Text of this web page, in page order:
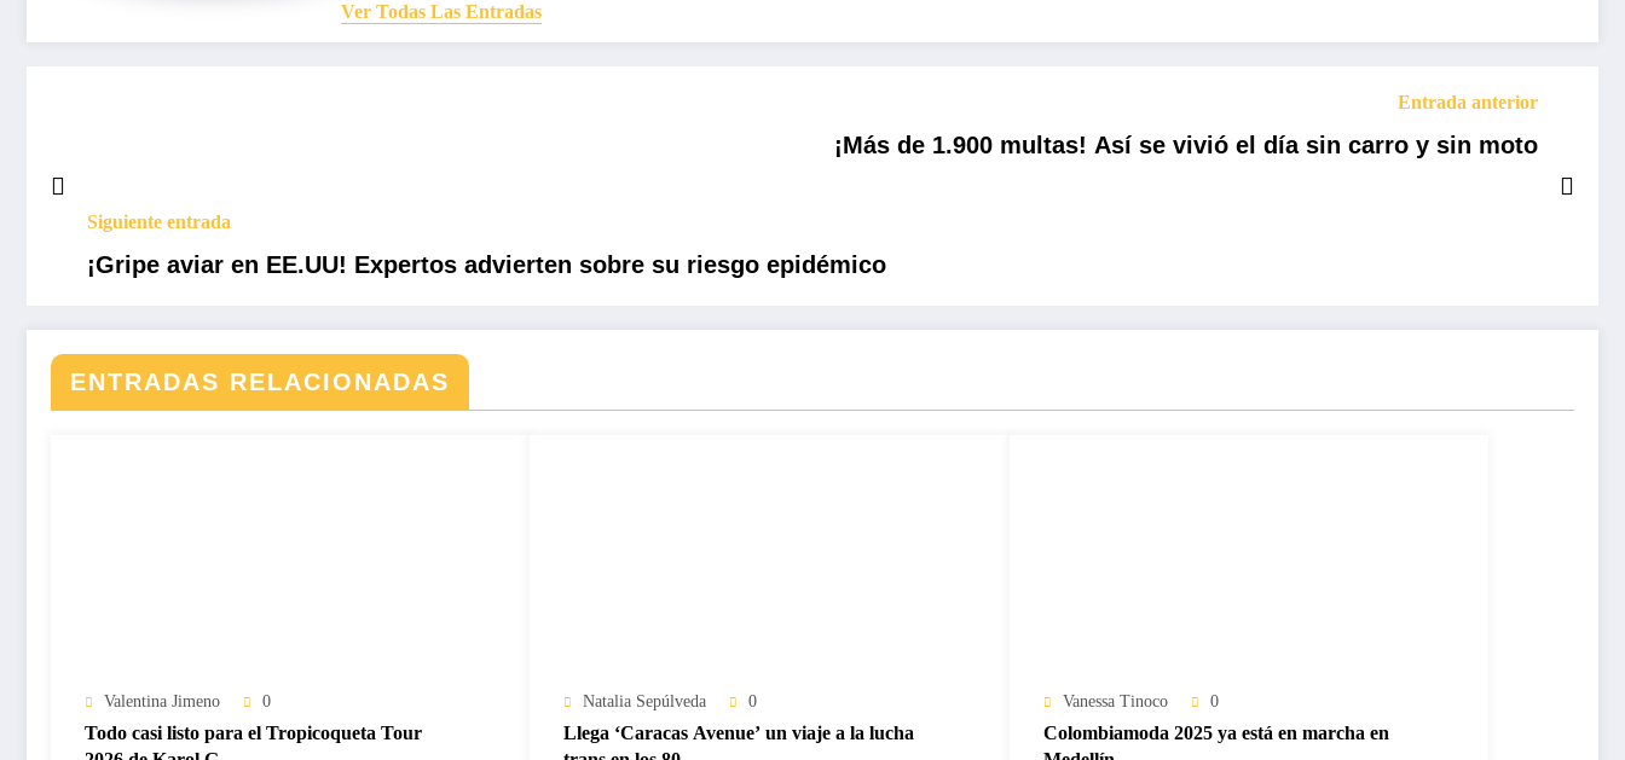
Ver Todas Las Entradas
Entrada anterior
¡Más de 1.900 multas! Así se vivió el día sin carro y sin moto
Siguiente entrada
¡Gripe aviar en EE.UU! Expertos advierten sobre su riesgo epidémico
ENTRADAS RELACIONADAS
Valentina Jimeno 0
Todo casi listo para el Tropicoqueta Tour
Natalia Sepúlveda 0
Llega ‘Caracas Avenue’ un viaje a la lucha
Vanessa Tinoco 0
Colombiamoda 2025 ya está en marcha en